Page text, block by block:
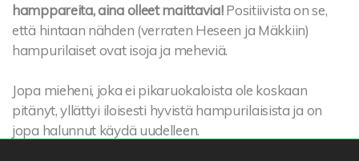
hamppareita, aina olleet maittavia! Positiivista on se,
että hintaan nähden (verraten Heseen ja Mäkkiin)
hampurilaiset ovat isoja ja meheviä.
Jopa mieheni, joka ei pikaruokaloista ole koskaan
pitänyt, yllättyi iloisesti hyvistä hampurilaisista ja on
jopa halunnut käydä uudelleen.